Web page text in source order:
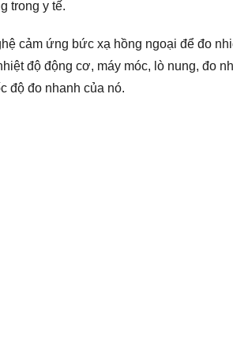
trong y tế.
cảm ứng bức xạ hồng ngoại để đo
độ động cơ, máy móc, lò nung, đo
độ đo nhanh của nó.